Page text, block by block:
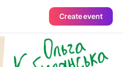
Create event